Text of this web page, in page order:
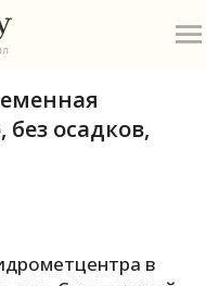
осадков,
в